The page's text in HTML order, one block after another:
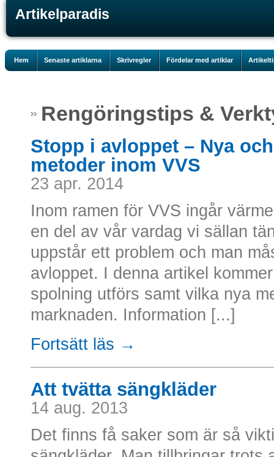
Artikelparadis
Hem Senaste artiklarna Skrivregler Fördelar med artiklar
Rengöringstips &
Stopp i avloppet – Nya
metoder inom VVS
23 apr. 2014
Inom ramen för VVS ingår
en del av vår vardag vi sällan
uppstår ett problem och man
avloppet. I denna artikel
spolning utförs samt vilka nya
marknaden. Information [...]
Fortsätt läs →
Att tvätta sängkläder
14 aug. 2013
Det finns få saker som är så